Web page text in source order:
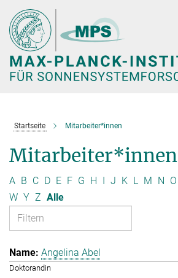
Hauptinhalt
Startseite Mitarbeiter*innen
Mitarbeiter*innen
A B C D E F G H I J K L M N O
W Y Z Alle
Angelina Abel
Doktorandin